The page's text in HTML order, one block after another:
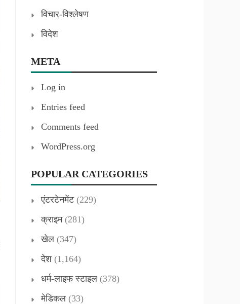
विचार-विश्लेषण
विदेश
META
Log in
Entries feed
Comments feed
WordPress.org
POPULAR CATEGORIES
एंटरटेनमेंट(229)
क्राइम(281)
खेल (347)
देश (1,164)
धर्म-लाइफ स्टाइल (378)
मेडिकल (33)